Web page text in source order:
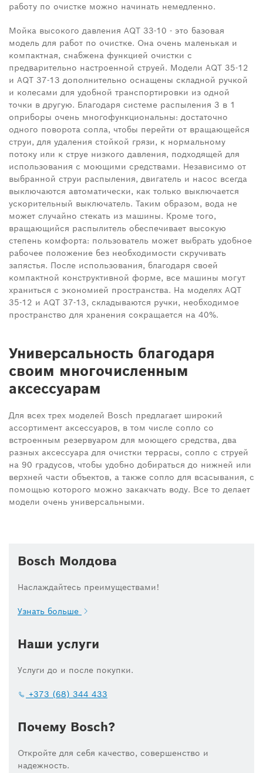
работу по очистке можно начинать немедленно.
Мойка высокого давления AQT 33-10 - это базовая
модель для работ по очистке. Она очень маленькая и
компактная, снабжена функцией очистки с
предварительно настроенной струей. Модели AQT 35-12
и AQT 37-13 дополнительно оснащены складной ручкой
и колесами для удобной транспортировки из одной
точки в другую. Благодаря системе распыления 3 в 1
оприборы очень многофункциональны: достаточно
одного поворота сопла, чтобы перейти от вращающейся
струи, для удаления стойкой грязи, к нормальному
потоку или к струе низкого давления, подходящей для
использования с моющими средствами. Независимо от
выбранной струи распыления, двигатель и насос всегда
выключаются автоматически, как только выключается
ускорительный выключатель. Таким образом, вода не
может случайно стекать из машины. Кроме того,
вращающийся распылитель обеспечивает высокую
степень комфорта: пользователь может выбрать удобное
рабочее положение без необходимости скручивать
запястья. После использования, благодаря своей
компактной конструктивной форме, все машины могут
храниться с экономией пространства. На моделях AQT
35-12 и AQT 37-13, складываются ручки, необходимое
пространство для хранения сокращается на 40%.
Универсальность благодаря
своим многочисленным
аксессуарам
Для всех трех моделей Bosch предлагает широкий
ассортимент аксессуаров, в том числе сопло со
встроенным резервуаром для моющего средства, два
разных аксессуара для очистки террасы, сопло с струей
на 90 градусов, чтобы удобно добираться до нижней или
верхней части объектов, а также сопло для всасывания, с
помощью которого можно закакчать воду. Все то делает
модели очень универсальными.
Bosch Молдова
Наслаждайтесь преимуществами!
Узнать больше
Наши услуги
Услуги до и после покупки.
+373 (68) 344 433
Почему Bosch?
Откройте для себя качество, совершенство и
надежность.